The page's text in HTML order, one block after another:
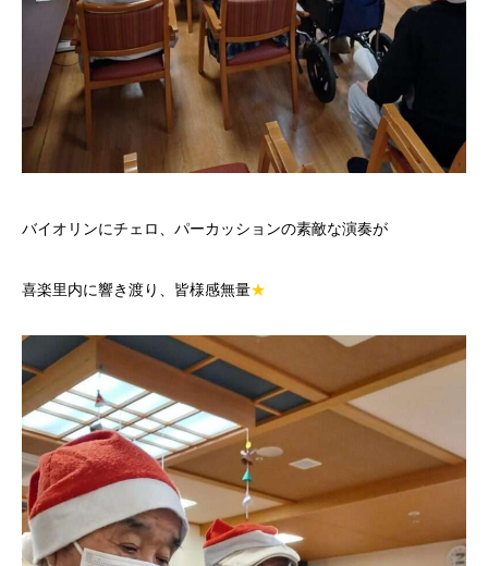
バイオリンにチェロ、パーカッションの素敵な演奏が
喜楽里内に響き渡り、皆様感無量★